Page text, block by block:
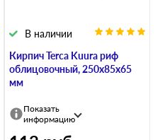
Кирпич Terca Kuura риф
облицовочный, 250х85х65
мм
В наличии
Показать
информацию